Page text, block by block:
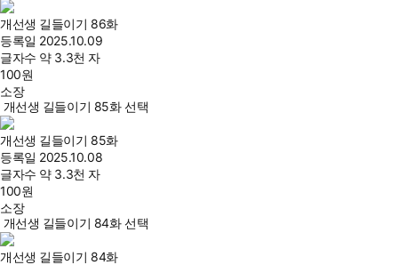
개선생 길들이기 86화
등록일 2025.10.09
글자수 약 3.3천 자
100원
소장
개선생 길들이기 85화 선택
개선생 길들이기 85화
등록일 2025.10.08
글자수 약 3.3천 자
100원
소장
개선생 길들이기 84화 선택
개선생 길들이기 84화